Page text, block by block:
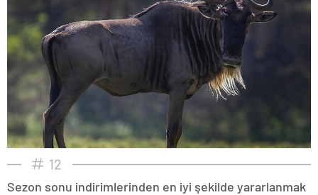
12
Sezon sonu indirimlerinden en iyi şekilde yararlanmak